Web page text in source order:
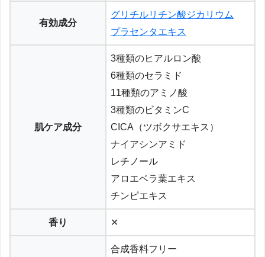
有効成分
グリチルリチン酸ジカリウム
プラセンタエキス
肌ケア成分
3種類のヒアルロン酸
6種類のセラミド
11種類のアミノ酸
3種類のビタミンC
CICA（ツボクサエキス）
ナイアシンアミド
レチノール
アロエベラ葉エキス
チンピエキス
香り ✕
合成香料フリー